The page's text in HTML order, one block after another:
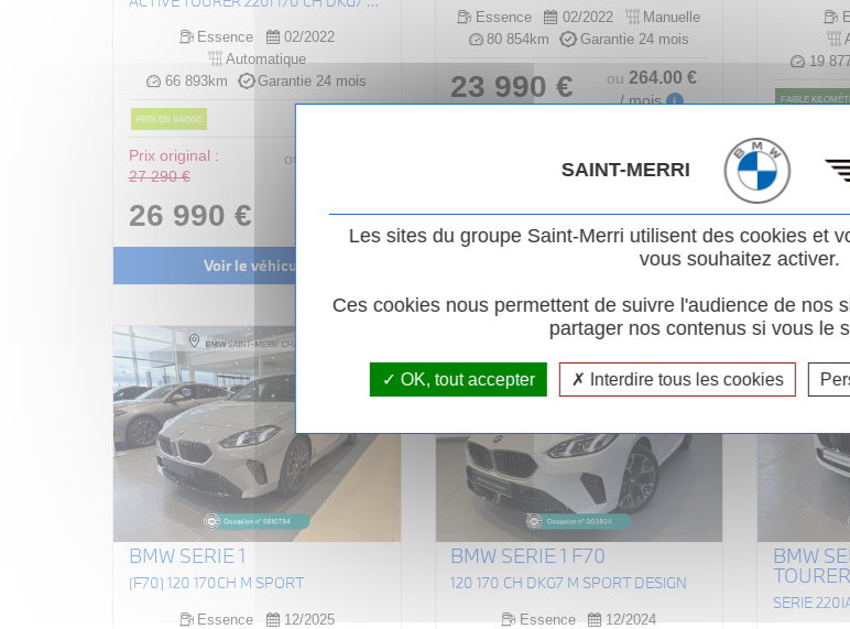
Essence
02/2022
Automatique
66 893km
Garantie 24 mois
PRIX EN BAISSE
Prix original :
27 290 €
26 990 €
ou
Voir le véhicule
Essence 02/2022
Manuelle
80 854km
Garantie 24 mois
23 990 € ou 264.00 €
/ mois i
19
FAIBLE
42
BMW SERIE 1
(F70) 120 170CH M SPORT
Essence
12/2025
BMW SERIE 1 F70
120 170 CH DKG7 M SPORT DESIGN
Essence
12/2024
BMW
TOURER
SAINT-MERRI
Les sites du groupe Saint-Merri utilisent des cookies et
vous souhaitez activer.
Ces cookies nous permettent de suivre l'audience de nos
partager nos contenus si vous le
OK, tout accepter Interdire tous les cookies